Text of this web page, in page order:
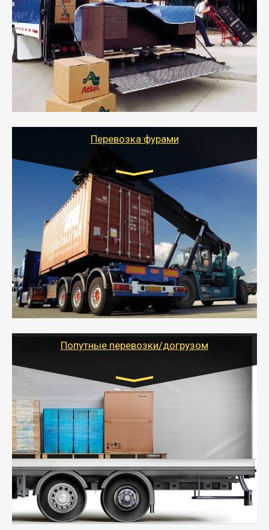
от 5000 руб.
- Служебный или военный переезд может быть на
отдельном авто или догрузом (по меньшей
стоимости).
- Тайгер Логистик подберет автотранспорт, быстро и
качественно организует переезд к новому месту
службы или работы с гарантией сохранности груза и
оформлением документов, подтверждающих
Перевозка фурами
Транспорт:
Еврофура Тент от 5 до 10 тонн
грузоподъемность
от 10 000 руб. Возможен догруз
- Доставка фурой до 20 т возможна для больших
объемов грузов, упакованных в коробки, мешки,
паллеты и россыпью в самые отдаленные места
России с гарантией полной сохранности.
- Тайгер Логистик предоставляет услуги по
грузоперевозкам для физических и юридических лиц
Попутные перевозки/догрузом
Транспорт:
Газель (1,5 и 3 тонны), Бычок, Еврофура от 5 до
10 тонн
от 5000 руб. Возможен догруз
- Экономный способ доставить вещи от 200 кг в
другой город - догрузом или попутно. Попутные
грузоперевозки для физлиц, ИП и юрлиц обходятся
дешевле.
- Тайгер Логистик организует доставку
крупногабаритных и личных вещей по нужному